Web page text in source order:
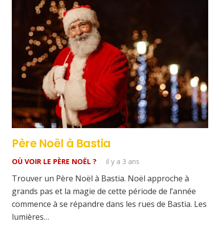
Père Noël à Bastia
OÙ VOIR LE PÈRE NOËL ? il y a 3 ans
Trouver un Père Noël à Bastia. Noël approche à
grands pas et la magie de cette période de l’année
commence à se répandre dans les rues de Bastia. Les
lumières…